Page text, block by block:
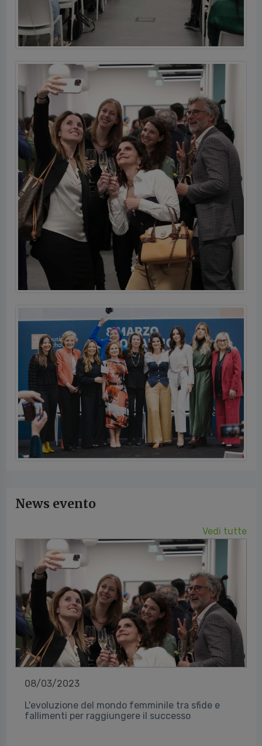
News evento
Vedi tutte
08/03/2023
L'evoluzione del mondo femminile tra sfide e
fallimenti per raggiungere il successo